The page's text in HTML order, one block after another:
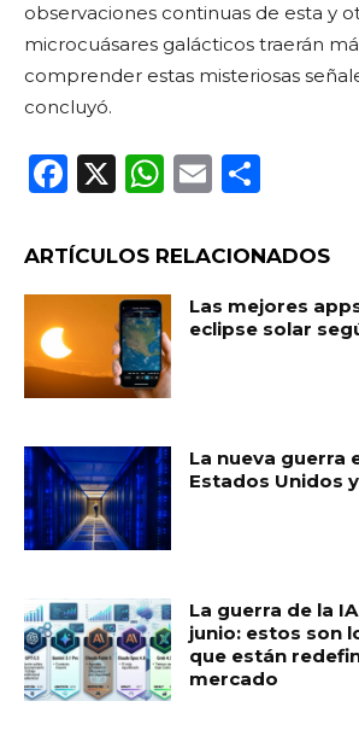
observaciones continuas de esta y
microcuásares galácticos traerán
comprender estas misteriosas
concluyó.
F
c
e
b
o
o
k
X
W
a
ts
A
p
p
E
ai m
p
ar
ARTÍCULOS RELACIONADOS
Las mejores
eclipse solar
La nueva guerra
Estados Unidos
La guerra de la
junio: estos son
que están
mercado